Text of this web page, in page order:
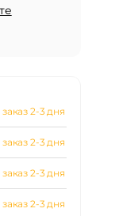
2-3 дня
2-3 дня
2-3 дня
2-3 дня